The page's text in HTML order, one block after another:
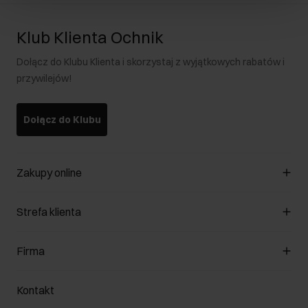
Klub Klienta Ochnik
Dołącz do Klubu Klienta i skorzystaj z wyjątkowych rabatów i
przywilejów!
Dołącz do Klubu
Zakupy online
Zarządzaj cookies
Formy płatności
Jak dokonać zwrotu?
Strefa klienta
Klub Klienta
Zwróć produkty
Firma
O nas
Kontakt